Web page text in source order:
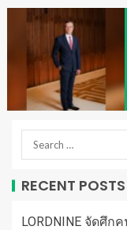
RECENT POSTS
LORDNINE จัดศึ